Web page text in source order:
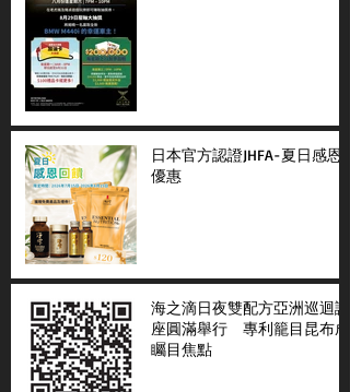
日本官方認證JHFA-夏日感恩
優惠
海之滴日夜雙配方亞洲巡迴講
座圓滿舉行 專利籠目昆布成
矚目焦點